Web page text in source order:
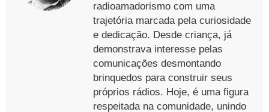
radioamadorismo com uma
trajetória marcada pela curiosidade
e dedicação. Desde criança, já
demonstrava interesse pelas
comunicações desmontando
brinquedos para construir seus
próprios rádios. Hoje, é uma figura
respeitada na comunidade, unindo